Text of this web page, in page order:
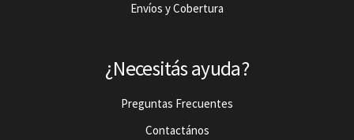
Envíos y Cobertura
¿Necesitás ayuda?
Preguntas Frecuentes
Contactános